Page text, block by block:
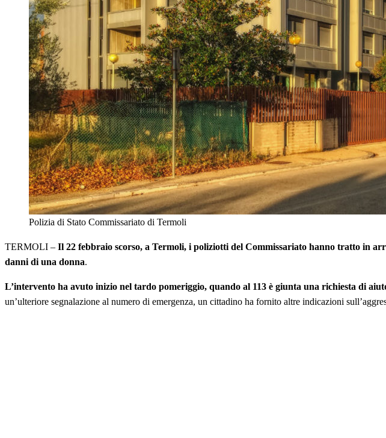
Polizia di Stato Commissariato di Termoli
TERMOLI – Il 22 febbraio scorso, a Termoli, i poliziotti del Commissariato hanno tratto in
danni di una donna.
L’intervento ha avuto inizio nel tardo pomeriggio, quando al 113 è giunta una richiesta di
un’ulteriore segnalazione al numero di emergenza, un cittadino ha fornito altre indicazioni